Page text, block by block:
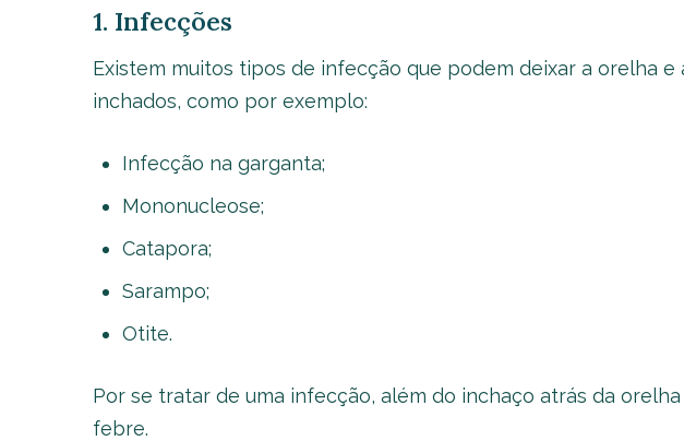
1. Infecções
Existem muitos tipos de infecção que podem deixar a orelha e
inchados, como por exemplo:
Infecção na garganta;
Mononucleose;
Catapora;
Sarampo;
Otite.
Por se tratar de uma infecção, além do inchaço atrás da
febre.